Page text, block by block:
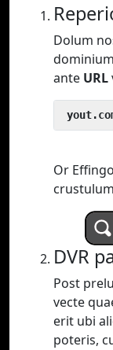
Dolum
ante URL
Or
DVR
Post
vecte
erit ubi
poteris,